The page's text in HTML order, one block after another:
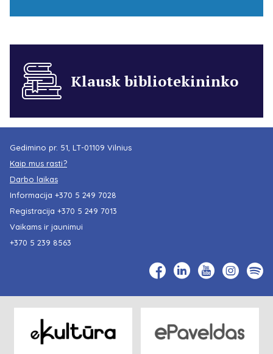
Klausk bibliotekininko
Gedimino pr. 51, LT-01109 Vilnius
Kaip mus rasti?
Darbo laikas
Informacija +370 5 249 7028
Registracija +370 5 249 7013
Vaikams ir jaunimui
+370 5 239 8563